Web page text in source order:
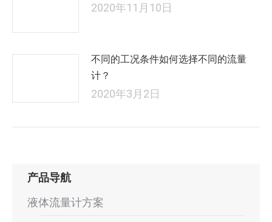
2020年11月10日
不同的工况条件如何选择不同的流量
计？
2020年3月2日
产品导航
液体流量计方案